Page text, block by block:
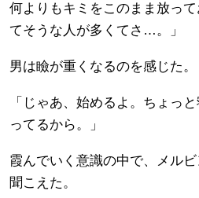
何よりもキミをこのまま放っ
てそうな人が多くてさ…。」
男は瞼が重くなるのを感じた。
「じゃあ、始めるよ。ちょっ
ってるから。」
霞んでいく意識の中で、メル
聞こえた。